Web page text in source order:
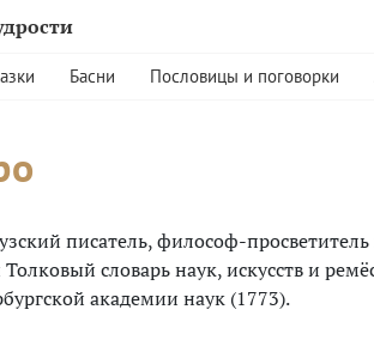
Басни Пословицы и поговорки
писатель, философ-просветитель
словарь наук, искусств и
академии наук (1773).